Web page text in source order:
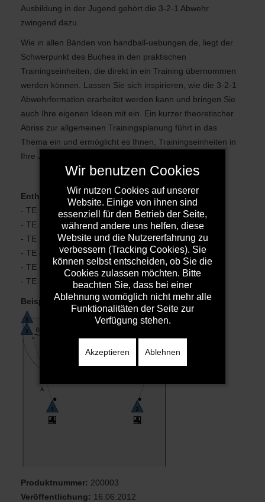
Ausbildung in der Jugend gehört die 3-2-1 Abwehr
zwingend dazu.
Wie in allen Bänden von handball-uebungen.de, liegt der
Schwerpunkt des Buches in den praktischen
Trainingseinheiten, die direkt in ein Training übernommen
werden können. Lassen Sie sich inspirieren, wie die 3-2-1
Abwehrformation erarbeitet werden kann und bringen Sie
auch Ihre eigenen Ideen mit ein. Ein kurzer theoretischer
Abriss zur allgemeinen Trainingsplanung führt in das
Thema ein und ermöglicht es Ihnen, Trainingseinheiten in
Ihre Jahresplanung zu integrieren.
Enthaltene Trainingseinheiten:
- TE 1: 3-2-1 Abwehr Teil 1
- TE 2: 3-2-1 Abwehr Teil 2
- TE 3: 3-2-1 Abwehr Teil 3
- TE 4: 3-2-1 Abwehr Teil 4
- TE 5: 3-2-1 Abwehr Teil 5
- TE 5: 3-2-1 Abwehr Teil 6
Beispielbild:
Produktnummer: 200003
Veröffentlichung: 16.06.2012
Wir benutzen Cookies
Wir nutzen Cookies auf unserer
Website. Einige von ihnen sind
essenziell für den Betrieb der Seite,
während andere uns helfen, diese
Website und die Nutzererfahrung zu
verbessern (Tracking Cookies). Sie
können selbst entscheiden, ob Sie die
Cookies zulassen möchten. Bitte
beachten Sie, dass bei einer
Ablehnung womöglich nicht mehr alle
Funktionalitäten der Seite zur
Verfügung stehen.
Akzeptieren Ablehnen